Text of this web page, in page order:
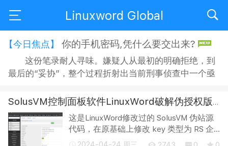
Linuxword Global
【今日焦点】 你的手机密码,凭什么要交出来?
这份笔录耐人寻味。嫌疑人从最初的明确拒绝，到
最后的“妥协”，整个过程折射出当前刑事侦查中一个亟
拒绝？拒绝之后，侦查人员又能采取何种方式“说服”？
在“思想教育”的名义下，嫌疑人的沉默权与隐私权究竟
获得了多大程度的保障？ 智能手机早已不是单纯的通讯
工具，它承...
SolusVM控制面板软件LinuxWord破解伪授权版本授权码,终身免费（新增多地）
这是LinuxWord修改过的 SolusVM 伪站源
代码，在原基础上修改 key 类型为 RS 企
业授权。(可以更改) 支持正版，请购买官